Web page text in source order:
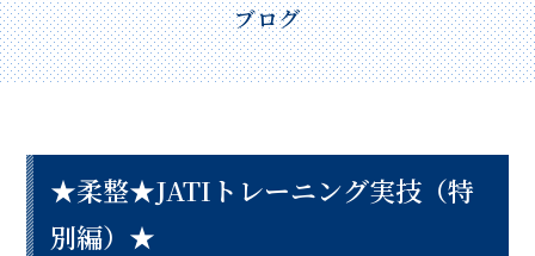
ブログ
★柔整★JATIトレーニング実技（特
別編）★